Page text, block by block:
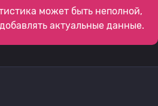
может быть неполной,
актуальные данные.